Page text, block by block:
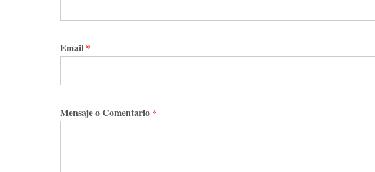
Email *
Mensaje o Comentario *